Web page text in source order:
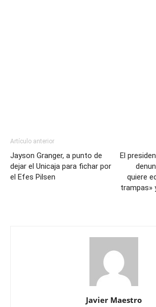
Artículo anterior
Jayson Granger, a punto de
dejar el Unicaja para fichar por
el Efes Pilsen
El
quiere
trampas»
Javier Maestro